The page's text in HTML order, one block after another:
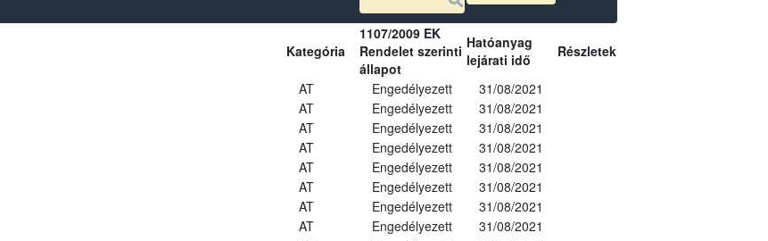
Kategória
1107/2009 EK
Rendelet szerinti
állapot
Hatóanyag
lejárati idő
Részletek
AT Engedélyezett
31/08/2021
AT Engedélyezett
31/08/2021
AT Engedélyezett
31/08/2021
AT Engedélyezett
31/08/2021
AT Engedélyezett
31/08/2021
AT Engedélyezett
31/08/2021
AT Engedélyezett
31/08/2021
AT Engedélyezett
31/08/2021